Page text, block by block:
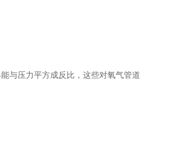
与压力平方成反比，这些对氧气管道